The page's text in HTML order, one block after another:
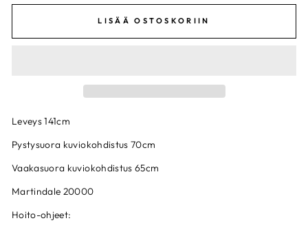
LISÄÄ OSTOSKORIIN
Leveys 141cm
Pystysuora kuviokohdistus 70cm
Vaakasuora kuviokohdistus 65cm
Martindale 20000
Hoito-ohjeet: